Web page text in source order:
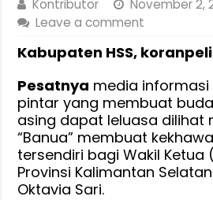
Kontributor November 2,
Leave a comment
Kabupaten HSS,
Pesatnya media
pintar yang membuat
asing dapat leluasa dilihat
“Banua” membuat
tersendiri bagi Wakil Ketua
Provinsi Kalimantan
Oktavia Sari.